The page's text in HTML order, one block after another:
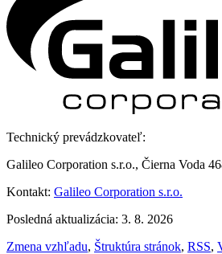
Technický prevádzkovateľ:
Galileo Corporation s.r.o., Čierna Voda
Kontakt: Galileo Corporation s.r.o.
Posledná aktualizácia: 3. 8. 2026
Zmena vzhľadu, Štruktúra stránok, RSS,